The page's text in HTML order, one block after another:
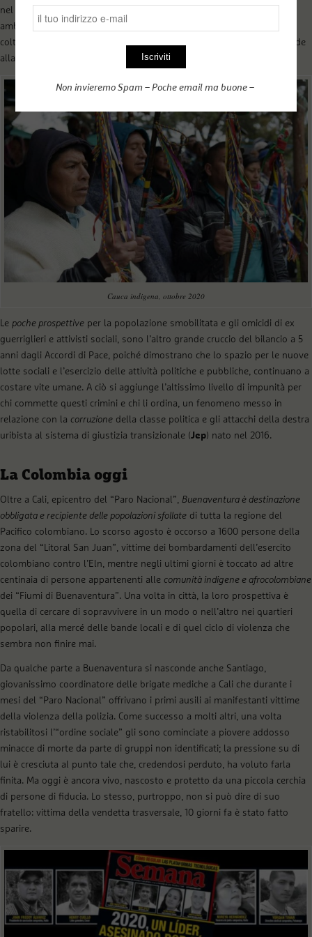
nel 2020 sono stati registrati oltre 65 omicidi contro attivisti
ambientalisti. Per non parlare del processo di sostituzione delle
coltivazioni illegali a suon di
e di assenza di alternative valide
alla coca.
Cauca indigena, ottobre 2020
Le poche prospettive per la popolazione smobilitata e gli omicidi di ex
guerriglieri e attivisti sociali, sono l’altro grande cruccio del bilancio a 5
anni dagli Accordi di Pace, poiché dimostrano che lo spazio per le nuove
lotte sociali e l’esercizio delle attività politiche e pubbliche, continuano a
costare vite umane. A ciò si aggiunge l’altissimo livello di impunità per
chi commette questi crimini e chi li ordina, un fenomeno messo in
relazione con la corruzione della classe politica e gli attacchi della destra
uribista al sistema di giustizia transizionale (Jep) nato nel 2016.
La Colombia oggi
Oltre a Cali, epicentro del “Paro Nacional”, Buenaventura è destinazione
obbligata e recipiente delle popolazioni sfollate di tutta la regione del
Pacifico colombiano. Lo scorso agosto è occorso a 1600 persone della
zona del “Litoral San Juan”, vittime dei bombardamenti dell’esercito
colombiano contro l’Eln, mentre negli ultimi giorni è toccato ad altre
centinaia di persone appartenenti alle comunità indigene e afrocolombiane
dei “Fiumi di Buenaventura”. Una volta in città, la loro prospettiva è
quella di cercare di sopravvivere in un modo o nell’altro nei quartieri
popolari, alla mercé delle bande locali e di quel ciclo di violenza che
sembra non finire mai.
Da qualche parte a Buenaventura si nasconde anche Santiago,
giovanissimo coordinatore delle brigate mediche a Cali che durante i
mesi del “Paro Nacional” offrivano i primi ausili ai manifestanti vittime
della violenza della polizia. Come successo a molti altri, una volta
ristabilitosi l’“ordine sociale” gli sono cominciate a piovere addosso
minacce di morte da parte di gruppi non identificati; la pressione su di
lui è cresciuta al punto tale che, credendosi perduto, ha voluto farla
finita. Ma oggi è ancora vivo, nascosto e protetto da una piccola cerchia
di persone di fiducia. Lo stesso, purtroppo, non si può dire di suo
fratello: vittima della vendetta trasversale, 10 giorni fa è stato fatto
sparire.
Non invieremo Spam – Poche email ma buone –